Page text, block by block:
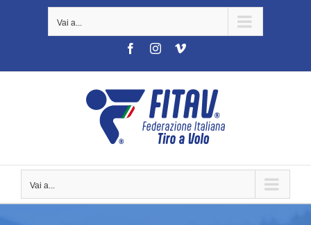
Vai a...
FacebookInstagramVimeo
Vai a...